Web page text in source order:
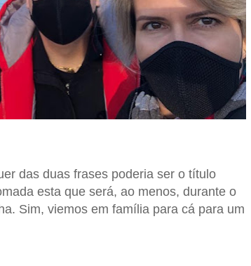
das duas frases poderia ser o título
esta que será, ao menos, durante o
Sim, viemos em família para cá para um